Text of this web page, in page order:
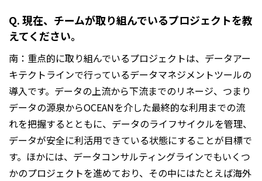
Q. 現在、チームが取り組んでいるプロジェクトを教
えてください。
南：重点的に取り組んでいるプロジェクトは、データアー
キテクトラインで行っているデータマネジメントツールの
導入です。データの上流から下流までのリネージ、つまり
データの源泉からOCEANを介した最終的な利用までの流
れを把握するとともに、データのライフサイクルを管理、
データが安全に利活用できている状態にすることが目標で
す。ほかには、データコンサルティングラインでもいくつ
かのプロジェクトを進めており、その中にはたとえば海外